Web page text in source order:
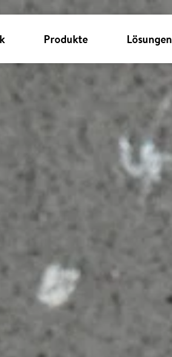
Produkte Lösungen